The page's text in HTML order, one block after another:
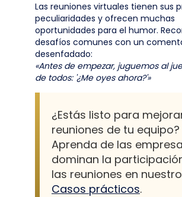
Las reuniones virtuales tienen sus
peculiaridades y ofrecen muchas
oportunidades para el humor.
desafíos comunes con un
desenfadado:
«Antes de empezar, juguemos al
de todos: '¿Me oyes ahora?'»
¿Estás listo para
reuniones de tu equipo?
Aprenda de las
dominan la
las reuniones en nuestro
Casos prácticos.